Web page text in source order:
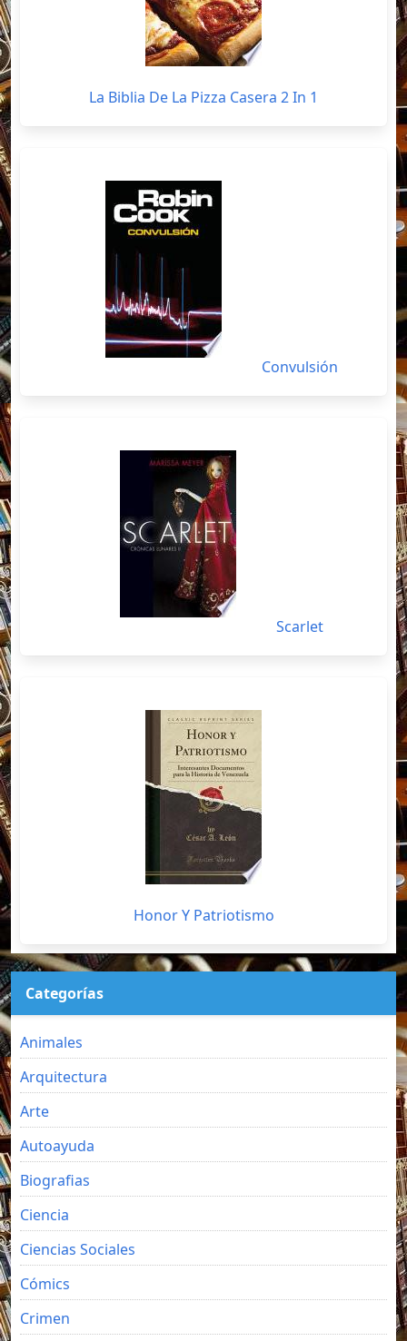
La Biblia De La Pizza Casera 2 In 1
Convulsión
Scarlet
Honor Y Patriotismo
Categorías
Animales
Arquitectura
Arte
Autoayuda
Biografias
Ciencia
Ciencias Sociales
Cómics
Crimen